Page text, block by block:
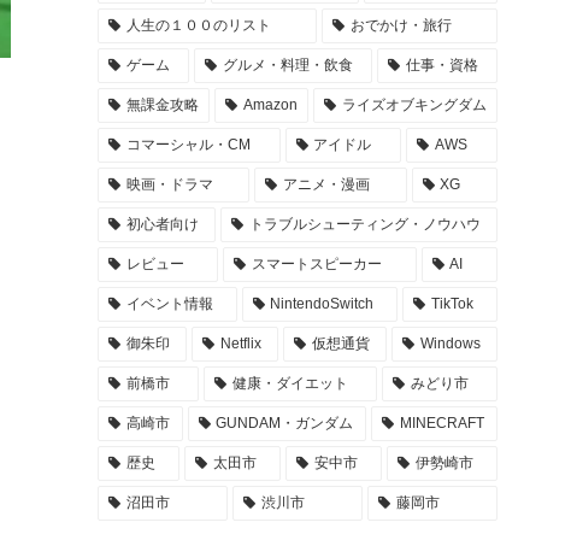
人生の１００のリスト おでかけ・旅行
ゲーム グルメ・料理・飲食 仕事・資格
無課金攻略 Amazon ライズオブキングダム
コマーシャル・CM アイドル AWS
映画・ドラマ アニメ・漫画 XG
初心者向け トラブルシューティング・ノウハウ
レビュー スマートスピーカー AI
イベント情報 NintendoSwitch TikTok
御朱印 Netflix 仮想通貨 Windows
前橋市 健康・ダイエット みどり市
高崎市 GUNDAM・ガンダム MINECRAFT
歴史 太田市 安中市 伊勢崎市
沼田市 渋川市 藤岡市